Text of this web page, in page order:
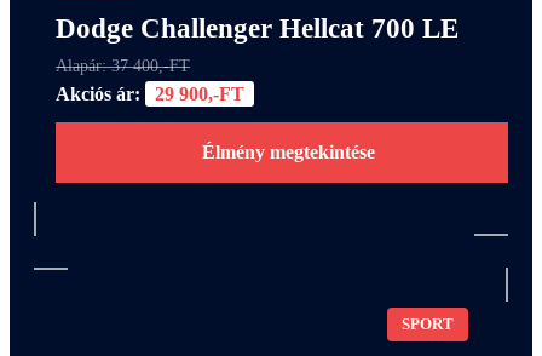
Dodge Challenger Hellcat 700 LE
Alapár: 37 400,-FT
Akciós ár: 29 900,-FT
Élmény megtekintése
SPORT